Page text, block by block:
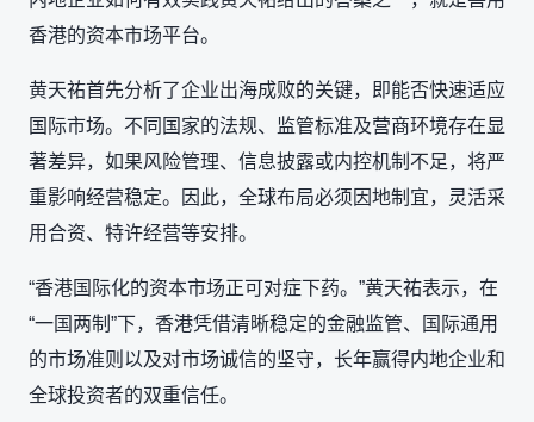
香港的资本市场平台。
黄天祐首先分析了企业出海成败的关键，即能否快速适应
国际市场。不同国家的法规、监管标准及营商环境存在显
著差异，如果风险管理、信息披露或内控机制不足，将严
重影响经营稳定。因此，全球布局必须因地制宜，灵活采
用合资、特许经营等安排。
“香港国际化的资本市场正可对症下药。”黄天祐表示，在
“一国两制”下，香港凭借清晰稳定的金融监管、国际通用
的市场准则以及对市场诚信的坚守，长年赢得内地企业和
全球投资者的双重信任。